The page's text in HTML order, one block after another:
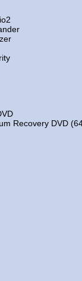
Recovery DVD